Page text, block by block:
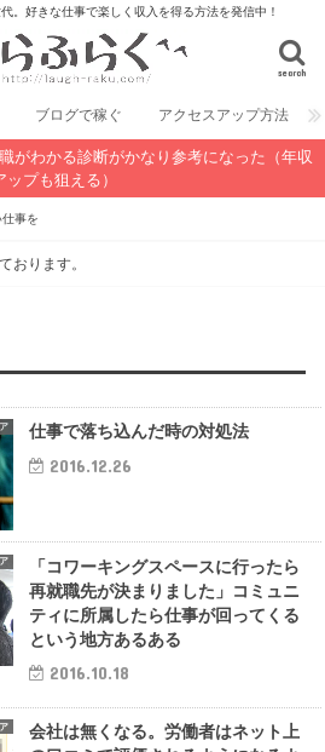
。好きな仕事で楽しく収入を得る方法を発信中！
search
ブログで稼ぐ アクセスアップ方法
がわかる診断がかなり参考になった（年収
ップも狙える）
事を
おります。
仕事で落ち込んだ時の対処法
2016.12.26
「コワーキングスペースに行ったら
再就職先が決まりました」コミュニ
ティに所属したら仕事が回ってくる
という地方あるある
2016.10.18
会社は無くなる。労働者はネット上